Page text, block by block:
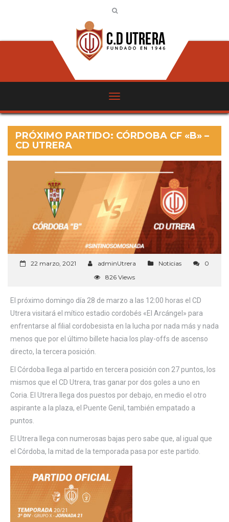
PRÓXIMO PARTIDO: CÓRDOBA CF «B» –
CD UTRERA
22 marzo, 2021 adminUtrera Noticias
0
826 Views
El próximo domingo día 28 de marzo a las 12:00 horas el CD
Utrera visitará el mítico estadio cordobés «El Arcángel» para
enfrentarse al filial cordobesista en la lucha por nada más y nada
menos que por el último billete hacia los play-offs de ascenso
directo, la tercera posición.
El Córdoba llega al partido en tercera posición con 27 puntos, los
mismos que el CD Utrera, tras ganar por dos goles a uno en
Coria. El Utrera llega dos puestos por debajo, en medio el otro
aspirante a la plaza, el Puente Genil, también empatado a
puntos.
El Utrera llega con numerosas bajas pero sabe que, al igual que
el Córdoba, la mitad de la temporada pasa por este partido.